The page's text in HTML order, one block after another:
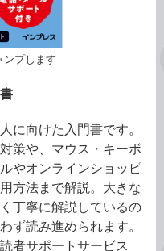
プします
に向けた入門書です。
策や、マウス・キーボ
やオンラインショッピ
方法まで解説。大きな
丁寧に解説しているの
ず読み進められます。
者サポートサービス